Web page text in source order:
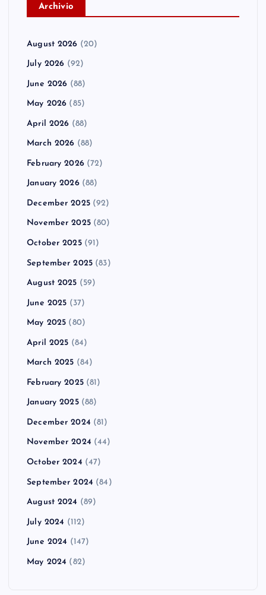
Archivio
August 2026 (20)
July 2026 (92)
June 2026 (88)
May 2026 (85)
April 2026 (88)
March 2026 (88)
February 2026(72)
January 2026(88)
December 2025(92)
November 2025(80)
October 2025(91)
September 2025 (83)
August 2025 (59)
June 2025 (37)
May 2025 (80)
April 2025 (84)
March 2025 (84)
February 2025(81)
January 2025(88)
December 2024 (81)
November 2024 (44)
October 2024 (47)
September 2024 (84)
August 2024 (89)
July 2024 (112)
June 2024 (147)
May 2024 (82)